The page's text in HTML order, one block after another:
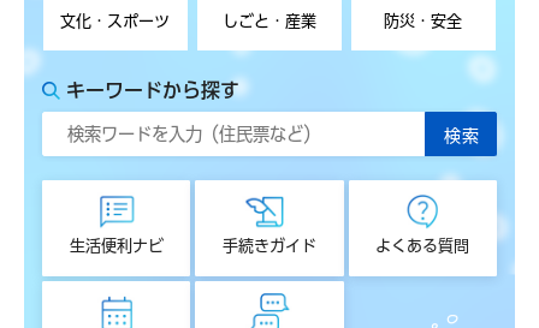
文化・スポーツ しごと・産業 防災・安全
キーワードから探す
生活便利ナビ 手続きガイド よくある質問